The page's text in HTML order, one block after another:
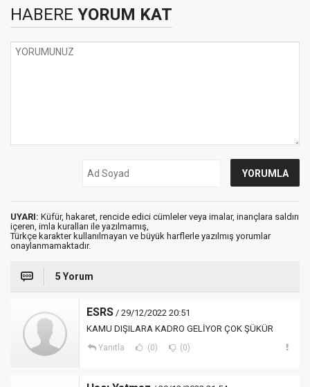
HABERE YORUM KAT
UYARI: Küfür, hakaret, rencide edici cümleler veya imalar, inançlara saldırı
içeren, imla kuralları ile yazılmamış,
Türkçe karakter kullanılmayan ve büyük harflerle yazılmış yorumlar
onaylanmamaktadır.
5 Yorum
ESRS / 29/12/2022 20:51
KAMU DIŞILARA KADRO GELİYOR ÇOK ŞÜKÜR
Yanıtla (0) (0)